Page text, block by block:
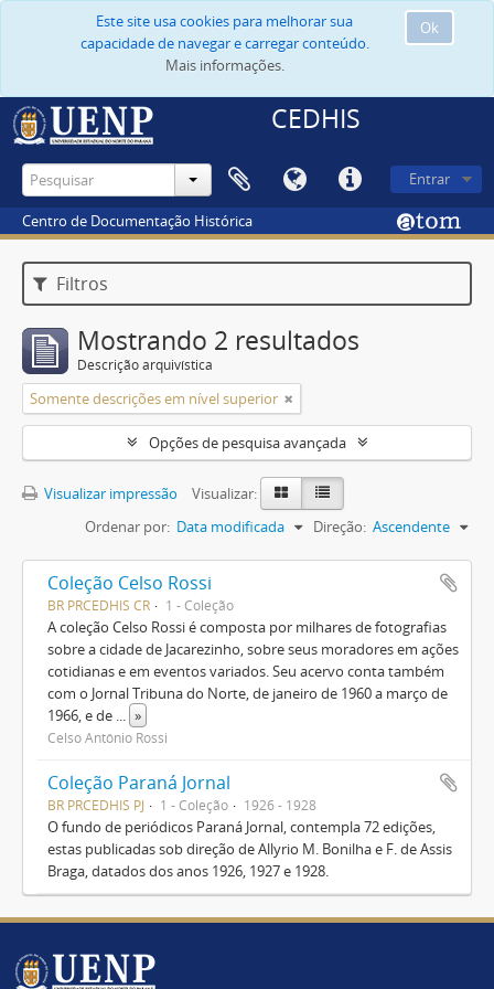
Ok
Este site usa cookies para melhorar sua
capacidade de navegar e carregar conteúdo.
Mais informações.
CEDHIS
Entrar
Centro de Documentação Histórica
Filtros
Mostrando 2 resultados
Descrição arquivística
Somente descrições em nível superior
Opções de pesquisa avançada
Visualizar impressão
Visualizar:
Ordenar por: Data modificada Direção: Ascendente
Coleção Celso Rossi
BR PRCEDHIS CR 1 - Coleção
A coleção Celso Rossi é composta por milhares de fotografias
sobre a cidade de Jacarezinho, sobre seus moradores em ações
cotidianas e em eventos variados. Seu acervo conta também
com o Jornal Tribuna do Norte, de janeiro de 1960 a março de
1966, e de ... »
Celso Antônio Rossi
Coleção Paraná Jornal
BR PRCEDHIS PJ 1 - Coleção 1926 - 1928
O fundo de periódicos Paraná Jornal, contempla 72 edições,
estas publicadas sob direção de Allyrio M. Bonilha e F. de Assis
Braga, datados dos anos 1926, 1927 e 1928.